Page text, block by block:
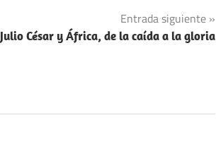
Entrada siguiente
Julio César y África, de la caída a la gloria